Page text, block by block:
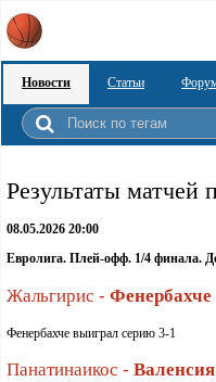
Новости Статьи
Результаты матчей
08.05.2026 20:00
Евролига. Плей-офф. 1/4 финала.
Жальгирис - Фенербахче
Фенербахче выиграл серию 3-1
Панатинаикос - Валенсия